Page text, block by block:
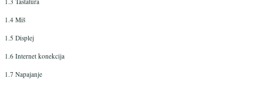
1.4 Miš
1.5 Displej
1.6 Internet konekcija
1.7 Napajanje